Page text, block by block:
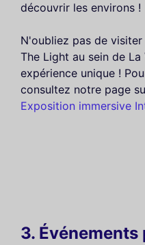
découvrir les environs !
N'oubliez pas de
The Light au sein de
expérience unique !
consultez notre page
Exposition immersive
3. Événements